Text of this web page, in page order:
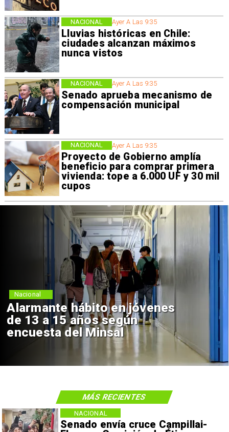
Ayer A Las 9:35
Lluvias históricas en Chile:
ciudades alcanzan máximos
nunca vistos
NACIONAL
Ayer A Las 9:35
Senado aprueba mecanismo de
compensación municipal
NACIONAL
Ayer A Las 9:35
Proyecto de Gobierno amplía
beneficio para comprar primera
vivienda: tope a 6.000 UF y 30 mil
cupos
NACIONAL
Alarmante hábito en jóvenes
de 13 a 15 años según
encuesta del Minsal
Nacional
Senado envía cruce Campillai-
NACIONAL
MÁS RECIENTES